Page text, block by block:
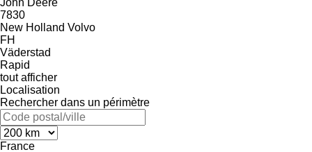
7830
New Holland Volvo
FH
Väderstad
Rapid
tout afficher
Localisation
Rechercher dans un périmètre
France